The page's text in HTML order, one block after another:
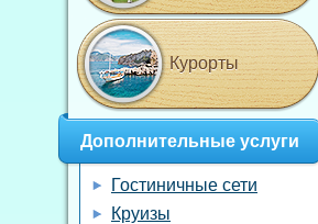
Курорты
Дополнительные услуги
Гостиничные сети
Круизы